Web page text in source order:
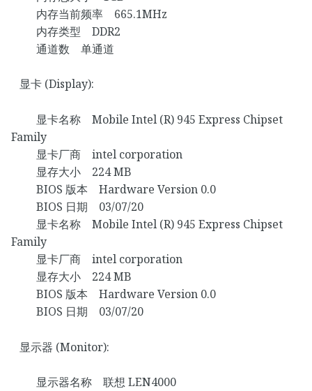
内存当前频率 665.1MHz
内存类型 DDR2
通道数 单通道
显卡 (Display):
显卡名称 Mobile Intel (R) 945 Express Chipset
Family
显卡厂商 intel corporation
显存大小 224 MB
BIOS 版本 Hardware Version 0.0
BIOS 日期 03/07/20
显卡名称 Mobile Intel (R) 945 Express Chipset
Family
显卡厂商 intel corporation
显存大小 224 MB
BIOS 版本 Hardware Version 0.0
BIOS 日期 03/07/20
显示器 (Monitor):
显示器名称 联想 LEN4000